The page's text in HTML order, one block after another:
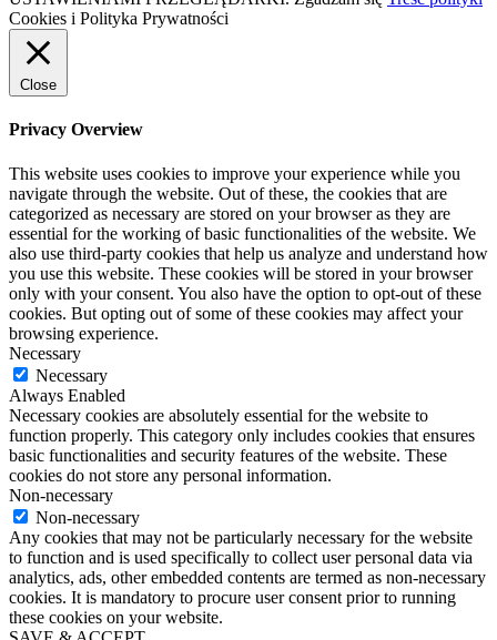
Cookies i Polityka Prywatności
Close
Privacy Overview
This website uses cookies to improve your experience while you
navigate through the website. Out of these, the cookies that are
categorized as necessary are stored on your browser as they are
essential for the working of basic functionalities of the website. We
also use third-party cookies that help us analyze and understand how
you use this website. These cookies will be stored in your browser
only with your consent. You also have the option to opt-out of these
cookies. But opting out of some of these cookies may affect your
browsing experience.
Necessary
Necessary
Always Enabled
Necessary cookies are absolutely essential for the website to
function properly. This category only includes cookies that ensures
basic functionalities and security features of the website. These
cookies do not store any personal information.
Non-necessary
Non-necessary
Any cookies that may not be particularly necessary for the website
to function and is used specifically to collect user personal data via
analytics, ads, other embedded contents are termed as non-necessary
cookies. It is mandatory to procure user consent prior to running
these cookies on your website.